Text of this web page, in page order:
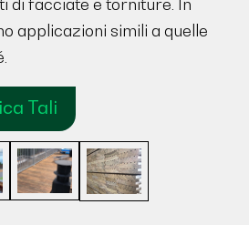
applicazioni simili a quelle
Tali